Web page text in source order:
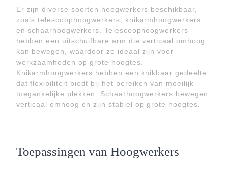
Er zijn diverse soorten hoogwerkers beschikbaar,
zoals telescoophoogwerkers, knikarmhoogwerkers
en schaarhoogwerkers. Telescoophoogwerkers
hebben een uitschuifbare arm die verticaal omhoog
kan bewegen, waardoor ze ideaal zijn voor
werkzaamheden op grote hoogtes.
Knikarmhoogwerkers hebben een knikbaar gedeelte
dat flexibiliteit biedt bij het bereiken van moeilijk
toegankelijke plekken. Schaarhoogwerkers bewegen
verticaal omhoog en zijn stabiel op grote hoogtes.
Toepassingen van Hoogwerkers